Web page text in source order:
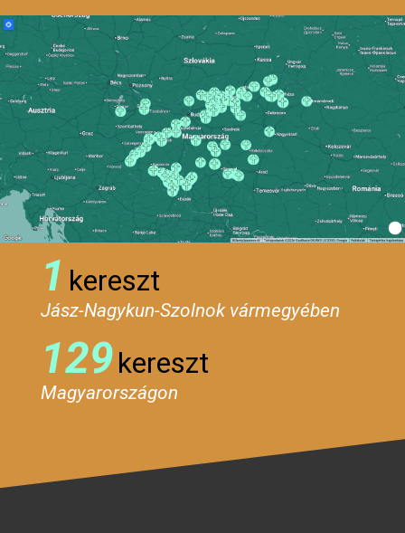
1 kereszt
Jász-Nagykun-Szolnok vármegyében
129kereszt
Magyarországon